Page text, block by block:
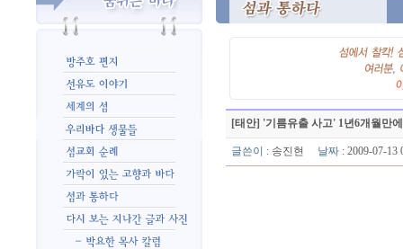
[태안] '기름유출 사고' 1년6개월만
글쓴이 : 송진현 날짜: 2009-07-